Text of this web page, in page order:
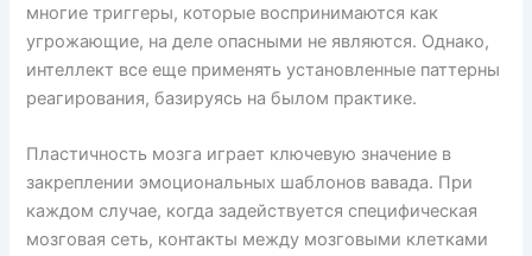
многие триггеры, которые воспринимаются как
угрожающие, на деле опасными не являются. Однако,
интеллект все еще применять установленные паттерны
реагирования, базируясь на былом практике.
Пластичность мозга играет ключевую значение в
закреплении эмоциональных шаблонов вавада. При
каждом случае, когда задействуется специфическая
мозговая сеть, контакты между мозговыми клетками